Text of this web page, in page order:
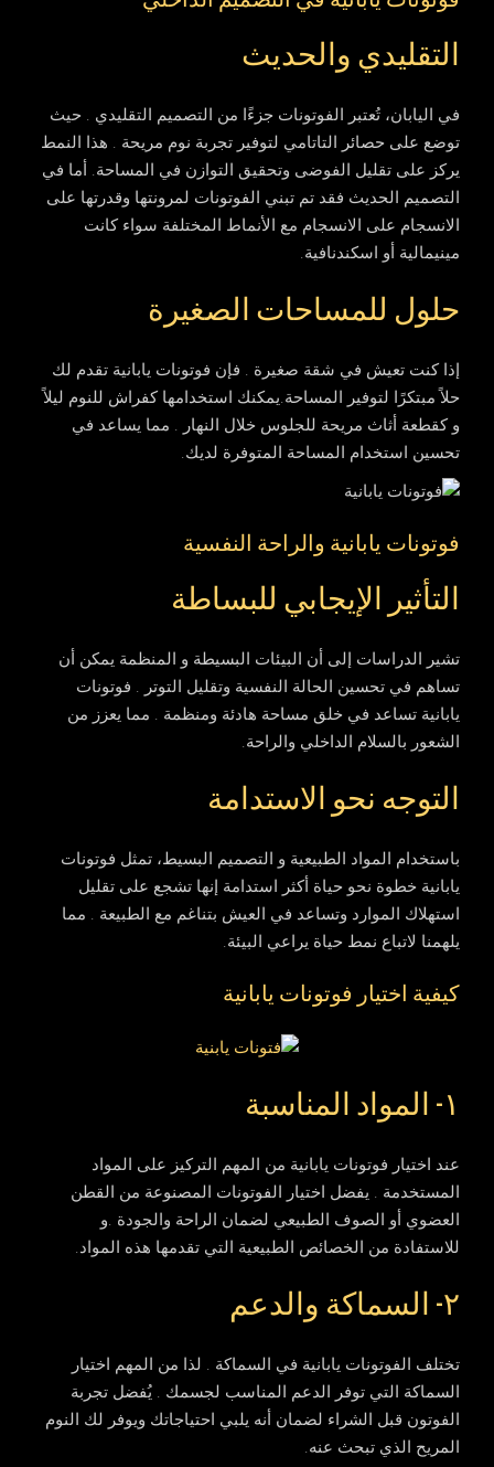
التقليدي والحديث
في اليابان، تُعتبر الفوتونات جزءًا من التصميم التقليدي . حيث
توضع على حصائر التاتامي لتوفير تجربة نوم مريحة . هذا النمط
يركز على تقليل الفوضى وتحقيق التوازن في المساحة. أما في
التصميم الحديث فقد تم تبني الفوتونات لمرونتها وقدرتها على
الانسجام على الانسجام مع الأنماط المختلفة سواء كانت
مينيمالية أو اسكندنافية.
حلول للمساحات الصغيرة
إذا كنت تعيش في شقة صغيرة . فإن فوتونات يابانية تقدم لك
حلاً مبتكرًا لتوفير المساحة.يمكنك استخدامها كفراش للنوم ليلاً
و كقطعة أثاث مريحة للجلوس خلال النهار . مما يساعد في
تحسين استخدام المساحة المتوفرة لديك.
فوتونات يابانية والراحة النفسية
التأثير الإيجابي للبساطة
تشير الدراسات إلى أن البيئات البسيطة و المنظمة يمكن أن
تساهم في تحسين الحالة النفسية وتقليل التوتر . فوتونات
يابانية تساعد في خلق مساحة هادئة ومنظمة . مما يعزز من
الشعور بالسلام الداخلي والراحة.
التوجه نحو الاستدامة
باستخدام المواد الطبيعية و التصميم البسيط، تمثل فوتونات
يابانية خطوة نحو حياة أكثر استدامة إنها تشجع على تقليل
استهلاك الموارد وتساعد في العيش بتناغم مع الطبيعة . مما
يلهمنا لاتباع نمط حياة يراعي البيئة.
كيفية اختيار فوتونات يابانية
١- المواد المناسبة
عند اختيار فوتونات يابانية من المهم التركيز على المواد
المستخدمة . يفضل اختيار الفوتونات المصنوعة من القطن
العضوي أو الصوف الطبيعي لضمان الراحة والجودة .و
للاستفادة من الخصائص الطبيعية التي تقدمها هذه المواد.
٢- السماكة والدعم
تختلف الفوتونات يابانية في السماكة . لذا من المهم اختيار
السماكة التي توفر الدعم المناسب لجسمك . يُفضل تجربة
الفوتون قبل الشراء لضمان أنه يلبي احتياجاتك ويوفر لك النوم
المريح الذي تبحث عنه.